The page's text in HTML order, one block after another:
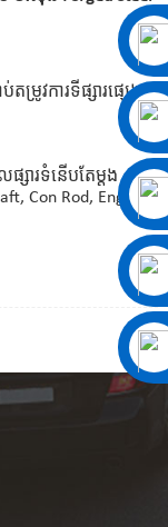
ម្រូវការទីផ្សារផ្សេងៗ
សារទំនើបតែម្តង
Con Rod, Engine